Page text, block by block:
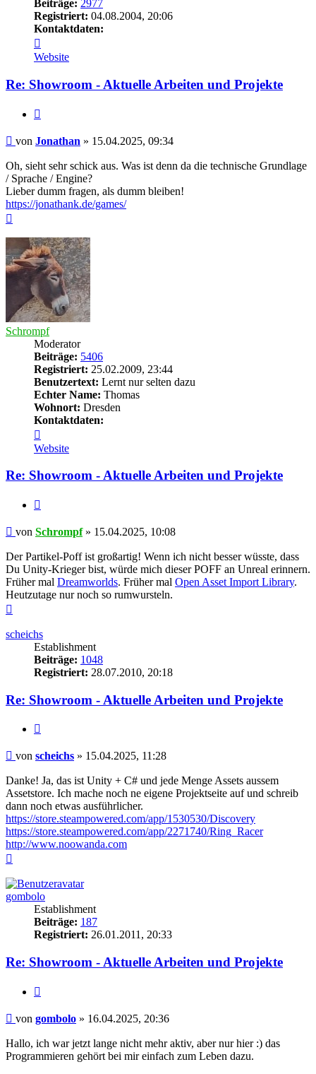
Beiträge: 2977
Registriert: 04.08.2004, 20:06
Kontaktdaten:
von
Jonathan
Website
Re: Showroom - Aktuelle Arbeiten und Projekte
Beitrag
von Jonathan » 15.04.2025, 09:34
Oh, sieht sehr schick aus. Was ist denn da die technische Grundlage
/ Sprache / Engine?
Lieber dumm fragen, als dumm bleiben!
https://jonathank.de/games/
Schrompf
Moderator
Beiträge: 5406
Registriert: 25.02.2009, 23:44
Benutzertext: Lernt nur selten dazu
Echter Name: Thomas
Wohnort: Dresden
Kontaktdaten:
von
Schrompf
Website
Re: Showroom - Aktuelle Arbeiten und Projekte
Beitrag
von Schrompf» 15.04.2025, 10:08
Der Partikel-Poff ist großartig! Wenn ich nicht besser wüsste, dass
Du Unity-Krieger bist, würde mich dieser POFF an Unreal erinnern.
Früher mal Dreamworlds. Früher mal Open Asset Import Library.
Heutzutage nur noch so rumwursteln.
scheichs
Establishment
Beiträge: 1048
Registriert: 28.07.2010, 20:18
Re: Showroom - Aktuelle Arbeiten und Projekte
Beitrag
von scheichs » 15.04.2025, 11:28
Danke! Ja, das ist Unity + C# und jede Menge Assets aussem
Assetstore. Ich mache noch ne eigene Projektseite auf und schreib
dann noch etwas ausführlicher.
https://store.steampowered.com/app/1530530/Discovery
https://store.steampowered.com/app/2271740/Ring_Racer
http://www.noowanda.com
gombolo
Establishment
Beiträge: 187
Registriert: 26.01.2011, 20:33
Re: Showroom - Aktuelle Arbeiten und Projekte
Beitrag
von gombolo » 16.04.2025, 20:36
Hallo, ich war jetzt lange nicht mehr aktiv, aber nur hier :) das
Programmieren gehört bei mir einfach zum Leben dazu.